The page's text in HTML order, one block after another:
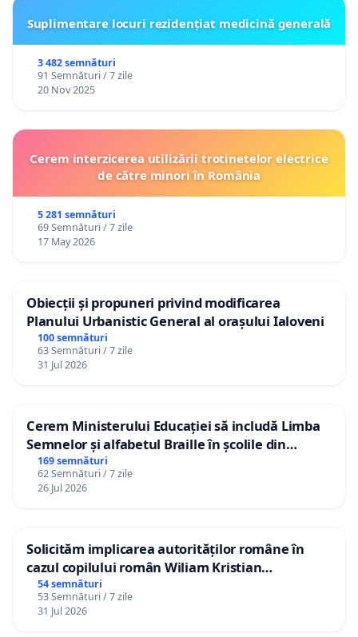
Suplimentare locuri rezidențiat medicină generală
3 482 semnături
91 Semnături / 7 zile
20 Nov 2025
Cerem interzicerea utilizării trotinetelor electrice
de către minori în România
5 281 semnături
69 Semnături / 7 zile
17 May 2026
Obiecții și propuneri privind modificarea
Planului Urbanistic General al orașului Ialoveni
100 semnături
63 Semnături / 7 zile
31 Jul 2026
Cerem Ministerului Educației să includă Limba
Semnelor și alfabetul Braille în școlile din
Republica Moldova!
169 semnături
62 Semnături / 7 zile
26 Jul 2026
Solicităm implicarea autorităților române în
cazul copilului român Wiliam Kristian
Gheorghe, aflat în plasament în Danemarca de
12 ani
54 semnături
53 Semnături / 7 zile
31 Jul 2026